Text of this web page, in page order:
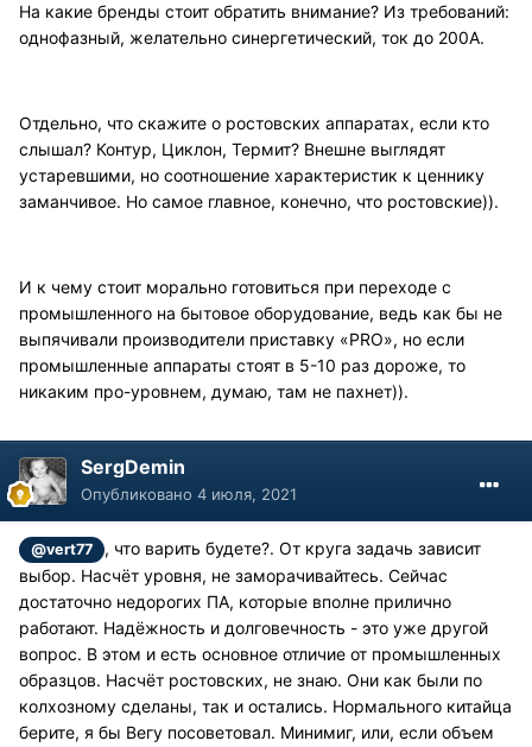
На какие бренды стоит обратить внимание? Из требований:
однофазный, желательно синергетический, ток до 200А.
Отдельно, что скажите о ростовских аппаратах, если кто
слышал? Контур, Циклон, Термит? Внешне выглядят
устаревшими, но соотношение характеристик к ценнику
заманчивое. Но самое главное, конечно, что ростовские)).
И к чему стоит морально готовиться при переходе с
промышленного на бытовое оборудование, ведь как бы не
выпячивали производители приставку «PRO», но если
промышленные аппараты стоят в 5-10 раз дороже, то
никаким про-уровнем, думаю, там не пахнет)).
SergDemin
Опубликовано 4 июля, 2021
@vert77
, что варить будете?. От круга задачь зависит
выбор. Насчёт уровня, не заморачивайтесь. Сейчас
достаточно недорогих ПА, которые вполне прилично
работают. Надёжность и долговечность - это уже другой
вопрос. В этом и есть основное отличие от промышленных
образцов. Насчёт ростовских, не знаю. Они как были по
колхозному сделаны, так и остались. Нормального китайца
берите, я бы Вегу посоветовал. Минимиг, или, если объем